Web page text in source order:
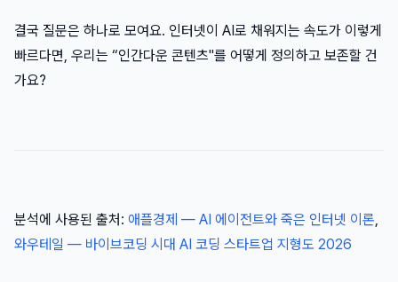
결국 질문은 하나로 모여요. 인터넷이 AI로 채워지는 속도가 이렇게
빠르다면, 우리는 “인간다운 콘텐츠"를 어떻게 정의하고 보존할 건
가요?
분석에 사용된 출처: 애플경제 — AI 에이전트와 죽은 인터넷 이론,
와우테일 — 바이브코딩 시대 AI 코딩 스타트업 지형도 2026